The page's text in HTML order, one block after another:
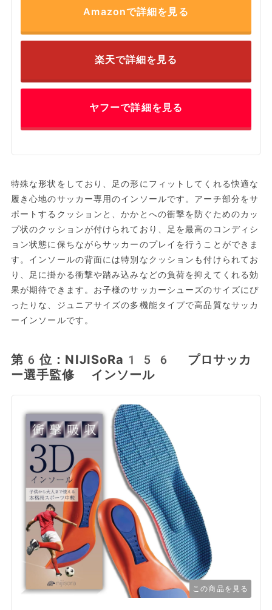
Amazonで詳細を見る
楽天で詳細を見る
ヤフーで詳細を見る
特殊な形状をしており、足の形にフィットしてくれる快適な
履き心地のサッカー専用のインソールです。アーチ部分をサ
ポートするクッションと、かかとへの衝撃を防ぐためのカッ
プ状のクッションが付けられており、足を最高のコンディシ
ョン状態に保ちながらサッカーのプレイを行うことができま
す。インソールの背面には特別なクッションも付けられてお
り、足に掛かる衝撃や踏み込みなどの負荷を抑えてくれる効
果が期待できます。お子様のサッカーシューズのサイズにぴ
ったりな、ジュニアサイズの多機能タイプで高品質なサッカ
ーインソールです。
第6位：NIJISoRa156 プロサッカ
ー選手監修 インソール
この商品を見る